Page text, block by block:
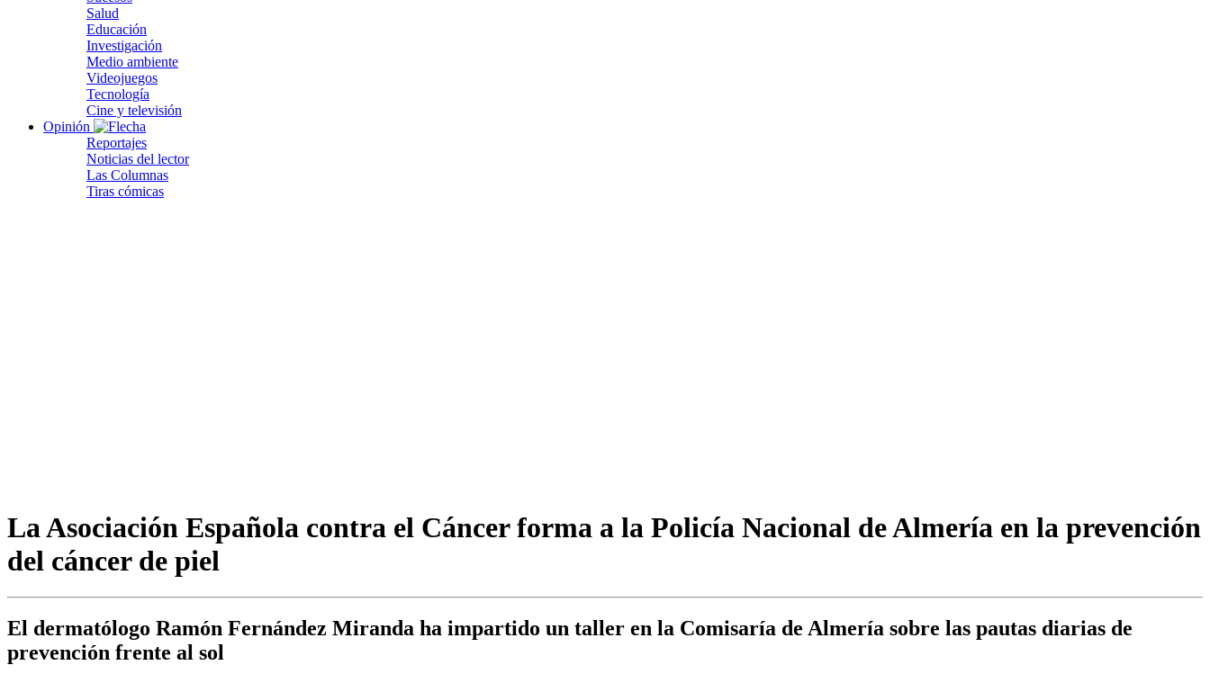
Salud
Educación
Investigación
Medio ambiente
Videojuegos
Tecnología
Cine y televisión
Opinión
Reportajes
Noticias del lector
Las Columnas
Tiras cómicas
La Asociación Española contra el Cáncer forma a la Policía Nacional de Almería en la prevención
del cáncer de piel
El dermatólogo Ramón Fernández Miranda ha impartido un taller en la Comisaría de Almería sobre las pautas diarias de
prevención frente al sol